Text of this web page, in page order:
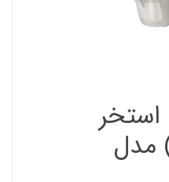
استخر
مدل